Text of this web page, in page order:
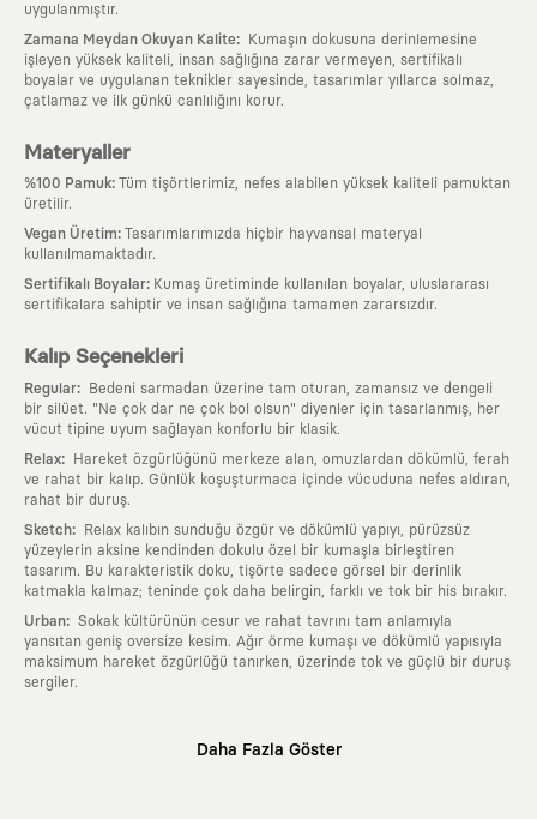
uygulanmıştır.
Zamana Meydan Okuyan Kalite:
Kumaşın dokusuna derinlemesine
işleyen yüksek kaliteli, insan sağlığına zarar vermeyen, sertifikalı
boyalar ve uygulanan teknikler sayesinde, tasarımlar yıllarca solmaz,
çatlamaz ve ilk günkü canlılığını korur.
Materyaller
%100 Pamuk: Tüm tişörtlerimiz, nefes alabilen yüksek kaliteli pamuktan
üretilir.
Vegan Üretim: Tasarımlarımızda hiçbir hayvansal materyal
kullanılmamaktadır.
Sertifikalı Boyalar: Kumaş üretiminde kullanılan boyalar, uluslararası
sertifikalara sahiptir ve insan sağlığına tamamen zararsızdır.
Kalıp Seçenekleri
Regular:
Bedeni sarmadan üzerine tam oturan, zamansız ve dengeli
bir silüet. "Ne çok dar ne çok bol olsun" diyenler için tasarlanmış, her
vücut tipine uyum sağlayan konforlu bir klasik.
Relax:
Hareket özgürlüğünü merkeze alan, omuzlardan dökümlü, ferah
ve rahat bir kalıp. Günlük koşuşturmaca içinde vücuduna nefes aldıran,
rahat bir duruş.
Sketch:
Relax kalıbın sunduğu özgür ve dökümlü yapıyı, pürüzsüz
yüzeylerin aksine kendinden dokulu özel bir kumaşla birleştiren
tasarım. Bu karakteristik doku, tişörte sadece görsel bir derinlik
katmakla kalmaz; teninde çok daha belirgin, farklı ve tok bir his bırakır.
Urban: Sokak kültürünün cesur ve rahat tavrını tam anlamıyla
yansıtan geniş oversize kesim. Ağır örme kumaşı ve dökümlü yapısıyla
maksimum hareket özgürlüğü tanırken, üzerinde tok ve güçlü bir duruş
sergiler.
Daha Fazla Göster